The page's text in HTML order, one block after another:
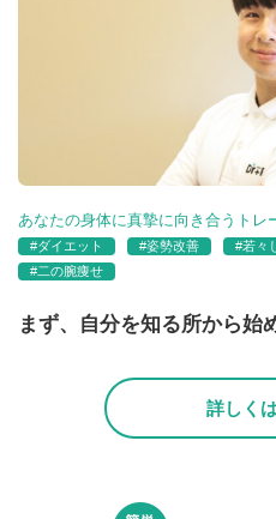
あなたの身体に真摯に向き合うトレ
#ダイエット #姿勢改善 #若々
#二の腕痩せ
まず、自分を知る所から始
詳しく